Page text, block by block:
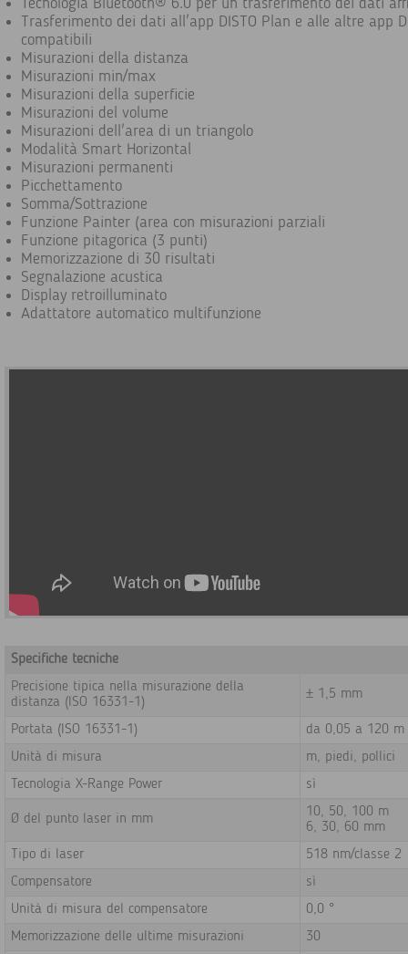
Tecnologia Bluetooth® 6.0 per un trasferimento dei dati
Trasferimento dei dati all'app DISTO Plan e alle altre app
compatibili
Misurazioni della distanza
Misurazioni min/max
Misurazioni della superficie
Misurazioni del volume
Misurazioni dell'area di un triangolo
Modalità Smart Horizontal
Misurazioni permanenti
Picchettamento
Somma/Sottrazione
Funzione Painter (area con misurazioni parziali
Funzione pitagorica (3 punti)
Memorizzazione di 30 risultati
Segnalazione acustica
Display retroilluminato
Adattatore automatico multifunzione
Specifiche tecniche
Precisione tipica nella misurazione della
distanza (ISO 16331-1)
± 1,5 mm
Portata (ISO 16331-1)
da 0,05 a 120 m
Unità di misura
m, piedi, pollici
Tecnologia X-Range Power
sì
Ø del punto laser in mm
10, 50, 100 m
6, 30, 60 mm
Tipo di laser
518 nm/classe 2
Compensatore
sì
Unità di misura del compensatore
0,0 °
Memorizzazione delle ultime misurazioni
30